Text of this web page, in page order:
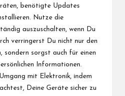
benötigte Updates
Nutze die
auszuschalten, wenn Du
verringerst Du nicht nur den
sondern sorgst auch für einen
Informationen.
mit Elektronik, indem
Deine Geräte sicher zu